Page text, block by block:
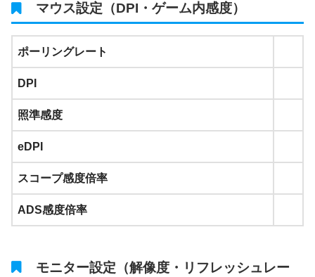
マウス設定（DPI・ゲーム内感度）
ポーリングレート
DPI
照準感度
eDPI
スコープ感度倍率
ADS感度倍率
モニター設定（解像度・リフレッシュレー